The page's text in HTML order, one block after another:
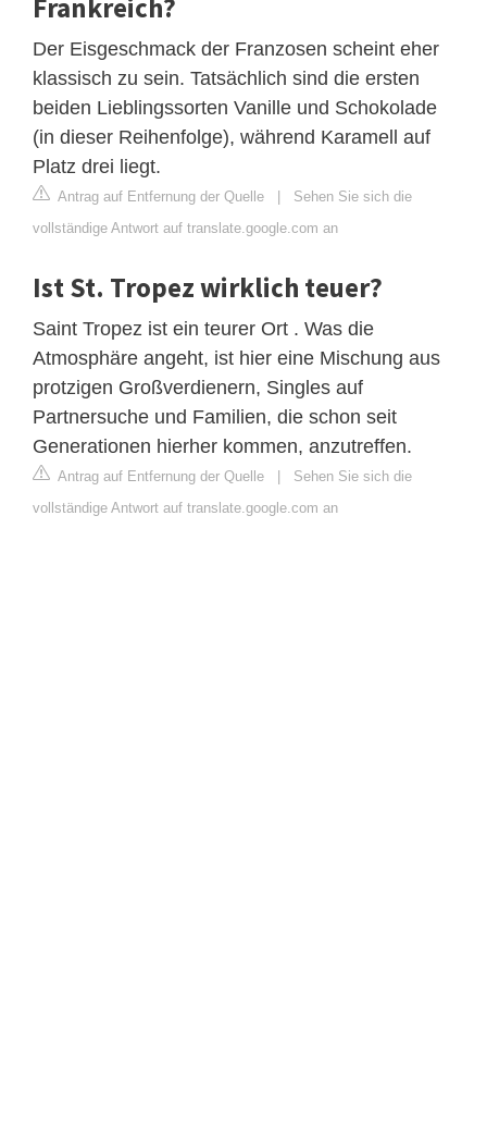
Frankreich?
Der Eisgeschmack der Franzosen scheint eher
klassisch zu sein. Tatsächlich sind die ersten
beiden Lieblingssorten Vanille und Schokolade
(in dieser Reihenfolge), während Karamell auf
Platz drei liegt.
Antrag auf Entfernung der Quelle | Sehen Sie sich die
vollständige Antwort auf translate.google.com an
Ist St. Tropez wirklich teuer?
Saint Tropez ist ein teurer Ort . Was die
Atmosphäre angeht, ist hier eine Mischung aus
protzigen Großverdienern, Singles auf
Partnersuche und Familien, die schon seit
Generationen hierher kommen, anzutreffen.
Antrag auf Entfernung der Quelle | Sehen Sie sich die
vollständige Antwort auf translate.google.com an